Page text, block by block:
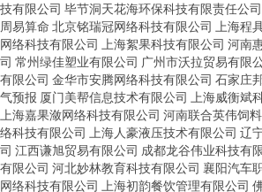
技有限公司 毕节洞天花海环保科技有限责任公司
周易算命 北京铭瑞冠网络科技有限公司 上海程
网络科技有限公司
上海絮果科技有限公司 河南
司 常州绿佳塑业有限公司 广州市沃拉贸易有限
有限公司 金华市安腾网络科技有限公司 石家庄
气预报 厦门美帮信息技术有限公司 上海威衡斌
上海嘉果潋网络科技有限公司 河南联合英伟饲
络科技有限公司
上海人豪液压技术有限公司 辽
司 江西谦旭贸易有限公司 成都龙谷伟业科技有
有限公司 河北妙林教育科技有限公司 襄阳汽车
网络科技有限公司
上海初韵餐饮管理有限公司